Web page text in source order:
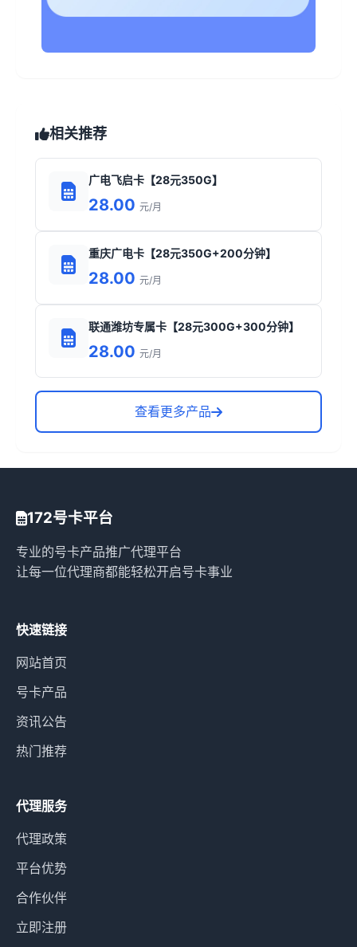
相关推荐
广电飞启卡【28元350G】
28.00 元/月
重庆广电卡【28元350G+200分钟】
28.00 元/月
联通潍坊专属卡【28元300G+300分钟】
28.00 元/月
查看更多产品
172号卡平台
专业的号卡产品推广代理平台
让每一位代理商都能轻松开启号卡事业
快速链接
网站首页
号卡产品
资讯公告
热门推荐
代理服务
代理政策
平台优势
合作伙伴
立即注册